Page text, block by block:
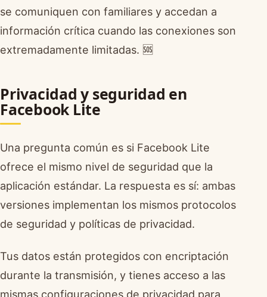
se comuniquen con familiares y accedan a
información crítica cuando las conexiones son
extremadamente limitadas. 🆘
Privacidad y seguridad en
Facebook Lite
Una pregunta común es si Facebook Lite
ofrece el mismo nivel de seguridad que la
aplicación estándar. La respuesta es sí: ambas
versiones implementan los mismos protocolos
de seguridad y políticas de privacidad.
Tus datos están protegidos con encriptación
durante la transmisión, y tienes acceso a las
mismas configuraciones de privacidad para